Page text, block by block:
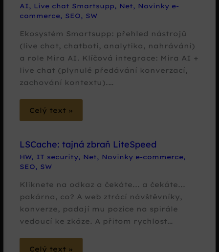
AI, Live chat Smartsupp, Net, Novinky e-
commerce, SEO, SW
Ekosystém Smartsupp: přehled nástrojů
(live chat, chatboti, analytika, nahrávání)
a role Mira AI. Klíčová integrace: Mira AI +
live chat (plynulé předávání konverzací,
zachování kontextu).…
Celý text »
LSCache: tajná zbraň LiteSpeed
HW, IT security, Net, Novinky e-commerce,
SEO, SW
Kliknete na odkaz a čekáte... a čekáte...
pakárna, co? A web ztrácí návštěvníky,
konverze, padají mu pozice na spirále
vedoucí ke zkáze. A přitom rychlost…
Celý text »